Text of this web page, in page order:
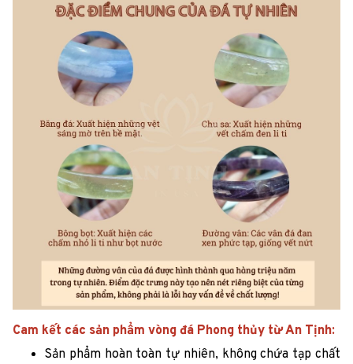
Cam kết các sản phẩm vòng đá Phong thủy từ An Tịnh:
Sản phẩm hoàn toàn tự nhiên, không chứa tạp chất